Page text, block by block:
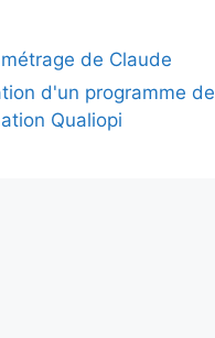
de Claude
d'un programme de
Qualiopi